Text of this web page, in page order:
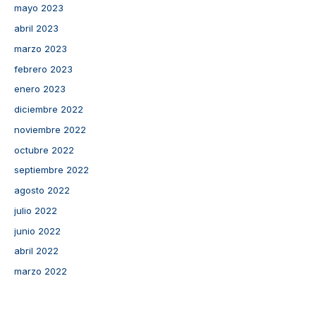
mayo 2023
abril 2023
marzo 2023
febrero 2023
enero 2023
diciembre 2022
noviembre 2022
octubre 2022
septiembre 2022
agosto 2022
julio 2022
junio 2022
abril 2022
marzo 2022